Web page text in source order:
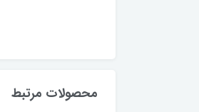
محصولات مرتبط